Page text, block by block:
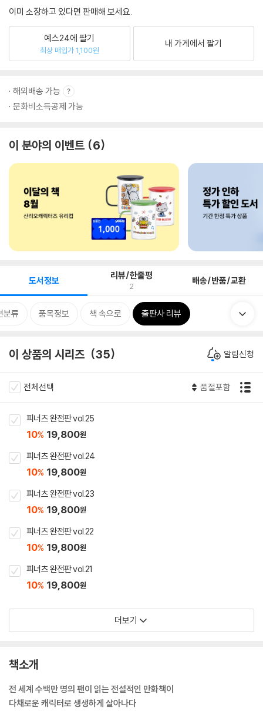
이미 소장하고 있다면 판매해 보세요.
예스24에 팔기
최상 매입가 1,100원
내 가게에서 팔기
해외배송 가능
문화비소득공제 가능
이 분야의 이벤트 6
도서정보 리뷰/한줄평
2 배송/반품/교환
분류 품목정보 책 속으로 출판사 리뷰
이 상품의 시리즈 35 알림신청
전체선택 품절포함
피너츠 완전판 vol.25
10% 19,800원
피너츠 완전판 vol.24
10% 19,800원
피너츠 완전판 vol.23
10% 19,800원
피너츠 완전판 vol.22
10% 19,800원
피너츠 완전판 vol.21
10% 19,800원
더보기
책소개
전 세계 수백만 명의 팬이 읽는 전설적인 만화책이
다채로운 캐릭터로 생생하게 살아나다